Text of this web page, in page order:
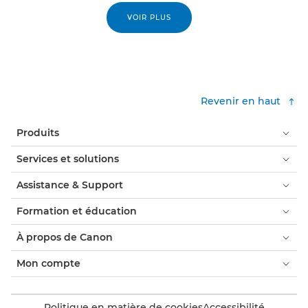
VOIR PLUS
Revenir en haut
Produits
Services et solutions
Assistance & Support
Formation et éducation
À propos de Canon
Mon compte